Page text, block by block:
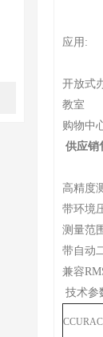
应用:
开放式
教室
购物中
供应销
高精度
带环境
测量范
带自动
兼容
技术参